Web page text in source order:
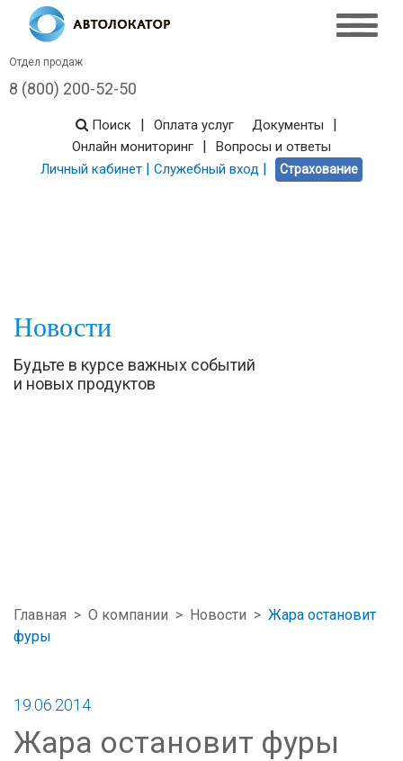
Отдел продаж
8 (800) 200-52-50
Поиск | Оплата услуг Документы |
Онлайн мониторинг |
Вопросы и ответы
Личный кабинет | Служебный вход | Страхование
Новости
Будьте в курсе важных событий
и новых продуктов
Главная > О компании > Новости > Жара остановит
фуры
19.06.2014
Жара остановит фуры